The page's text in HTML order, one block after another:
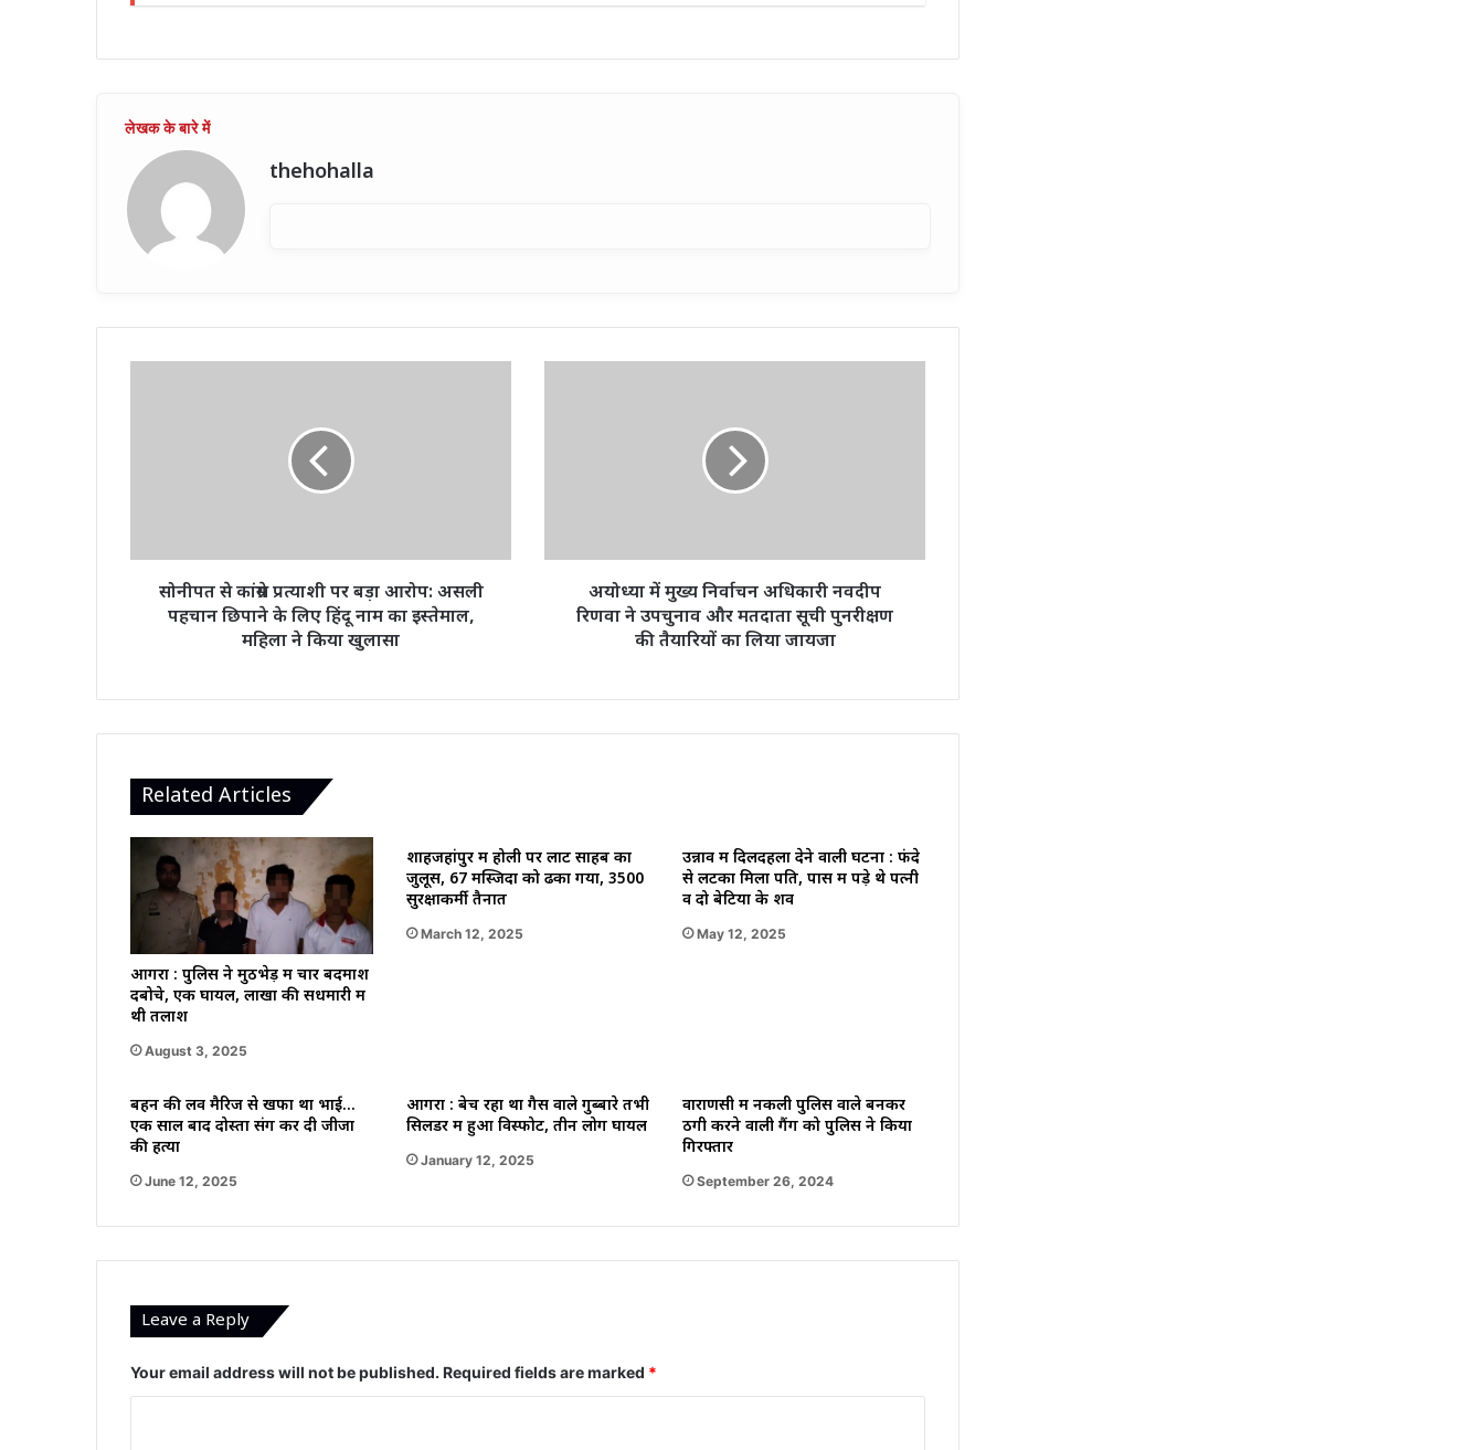
thehohalla
पहचान
का
किया
खुलासा
सोनीपत से कांग्रेस प्रत्याशी पर बड़ा आरोप: असली
पहचान छिपाने के लिए हिंदू नाम का इस्तेमाल,
महिला ने किया खुलासा
उपचुनाव
मतदाता
तैयारियों
अयोध्या में मुख्य निर्वाचन अधिकारी नवदीप
रिणवा ने उपचुनाव और मतदाता सूची पुनरीक्षण
की तैयारियों का लिया जायजा
Related Articles
आगरा : पुलिस ने मुठभेड़ में चार बदमाश
दबोचे, एक घायल, लाखों की सेंधमारी में
थी तलाश
August 3, 2025
शाहजहांपुर में होली पर लाट साहब का
जुलूस, 67 मस्जिदों को ढका गया, 3500
सुरक्षाकर्मी तैनात
March 12, 2025
उन्नाव में दिलदहला देने वाली घटना : फंदे
से लटका मिला पति, पास में पड़े थे पत्नी
व दो बेटियों के शव
May 12, 2025
बहन की लव मैरिज से खफा था भाई…
एक साल बाद दोस्तों संग कर दी जीजा
की हत्या
June 12, 2025
आगरा : बेच रहा था गैस वाले गुब्बारे तभी
सिलेंडर में हुआ विस्फोट, तीन लोग घायल
January 12, 2025
वाराणसी में नकली पुलिस वाले बनकर
ठगी करने वाली गैंग को पुलिस ने किया
गिरफ्तार
September 26, 2024
Leave a Reply
Your email address will not be published. Required fields are marked *